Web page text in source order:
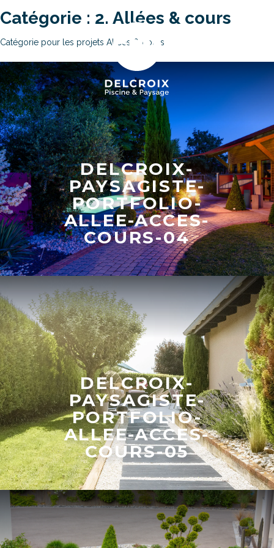
Catégorie : 2. Allées & cours
Catégorie pour les projets Allées & cours
DELCROIX-
PAYSAGISTE-
PORTFOLIO-
ALLEE-ACCES-
COURS-04
DELCROIX-
PAYSAGISTE-
PORTFOLIO-
ALLEE-ACCES-
COURS-05